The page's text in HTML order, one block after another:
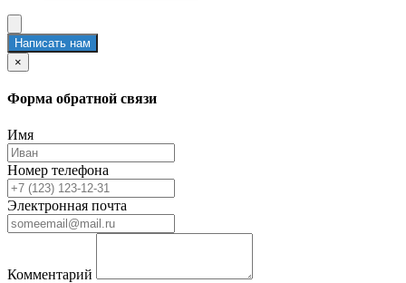
Написать нам
×
Форма обратной связи
Имя
Номер телефона
Электронная почта
Комментарий